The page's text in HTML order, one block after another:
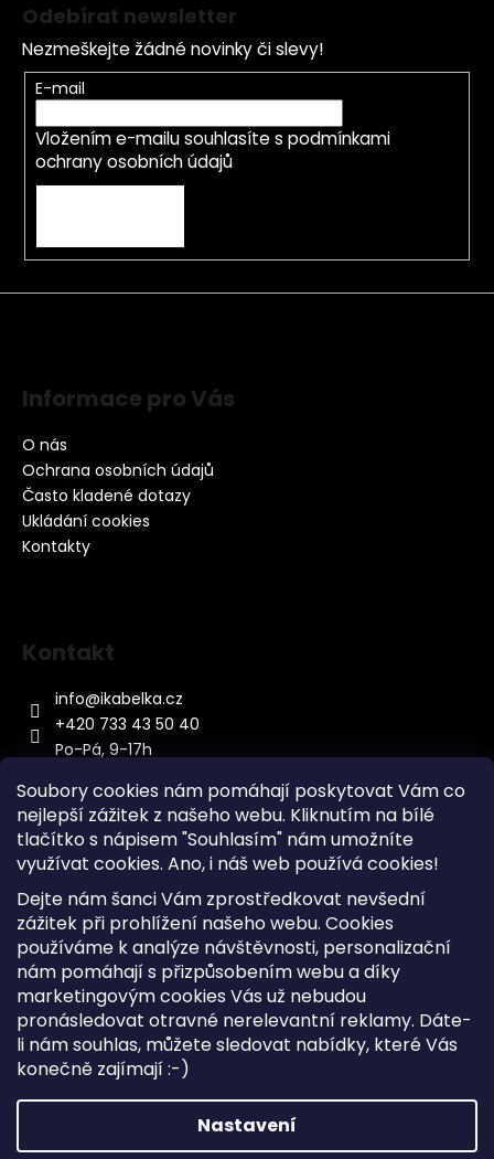
Soubory cookies nám pomáhají poskytovat Vám co
nejlepší zážitek z našeho webu. Kliknutím na bílé
tlačítko s nápisem "Souhlasím" nám umožníte
využívat cookies. Ano, i náš web používá cookies!
Dejte nám šanci Vám zprostředkovat nevšední
zážitek při prohlížení našeho webu. Cookies
používáme k analýze návštěvnosti, personalizační
nám pomáhají s přizpůsobením webu a díky
marketingovým cookies Vás už nebudou
pronásledovat otravné nerelevantní reklamy. Dáte-
li nám souhlas, můžete sledovat nabídky, které Vás
konečně zajímají :-)
Nastavení
Odebírat newsletter
Nezmeškejte žádné novinky či slevy!
E-mail
Vložením e-mailu souhlasíte s podmínkami
ochrany osobních údajů
Informace pro Vás
O nás
Ochrana osobních údajů
Často kladené dotazy
Ukládání cookies
Kontakty
Kontakt
info@ikabelka.cz
+420 733 43 50 40
Po-Pá, 9-17h
Kontakt
Sitemap
Doprava a Platba
Reklamace Zboží
Obchodní podmínky
iKabelka.cz. Všechna práva vyhrazena.
Upravit nastavení cookies